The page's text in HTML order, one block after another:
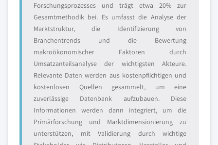
Forschungsprozesses und trägt etwa 20% zur
Gesamtmethodik bei. Es umfasst die Analyse der
Marktstruktur, die Identifizierung von
Branchentrends und die Bewertung
makroökonomischer Faktoren durch
Umsatzanteilsanalyse der wichtigsten Akteure.
Relevante Daten werden aus kostenpflichtigen und
kostenlosen Quellen gesammelt, um eine
zuverlässige Datenbank aufzubauen. Diese
Informationen werden dann integriert, um die
Primärforschung und Marktdimensionierung zu
unterstützen, mit Validierung durch wichtige